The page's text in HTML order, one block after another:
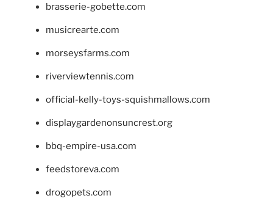
brasserie-gobette.com
musicrearte.com
morseysfarms.com
riverviewtennis.com
official-kelly-toys-squishmallows.com
displaygardenonsuncrest.org
bbq-empire-usa.com
feedstoreva.com
drogopets.com